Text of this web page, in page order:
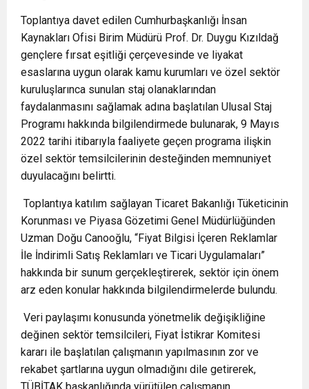
Toplantıya davet edilen Cumhurbaşkanlığı İnsan
Kaynakları Ofisi Birim Müdürü Prof. Dr. Duygu Kızıldağ
gençlere fırsat eşitliği çerçevesinde ve liyakat
esaslarına uygun olarak kamu kurumları ve özel sektör
kuruluşlarınca sunulan staj olanaklarından
faydalanmasını sağlamak adına başlatılan Ulusal Staj
Programı hakkında bilgilendirmede bulunarak, 9 Mayıs
2022 tarihi itibarıyla faaliyete geçen programa ilişkin
özel sektör temsilcilerinin desteğinden memnuniyet
duyulacağını belirtti.
Toplantıya katılım sağlayan Ticaret Bakanlığı Tüketicinin
Korunması ve Piyasa Gözetimi Genel Müdürlüğünden
Uzman Doğu Canooğlu, “Fiyat Bilgisi İçeren Reklamlar
İle İndirimli Satış Reklamları ve Ticari Uygulamaları”
hakkında bir sunum gerçekleştirerek, sektör için önem
arz eden konular hakkında bilgilendirmelerde bulundu.
Veri paylaşımı konusunda yönetmelik değişikliğine
değinen sektör temsilcileri, Fiyat İstikrar Komitesi
kararı ile başlatılan çalışmanın yapılmasının zor ve
rekabet şartlarına uygun olmadığını dile getirerek,